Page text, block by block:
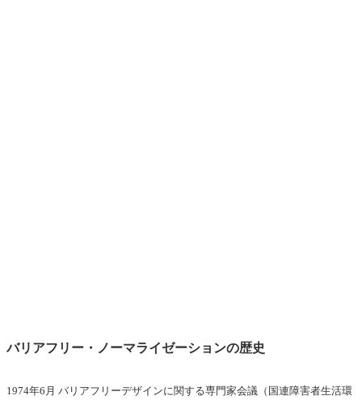
バリアフリー・ノーマライゼーションの歴史
1974年6月 バリアフリーデザインに関する専門家会議（国連障害者生活環